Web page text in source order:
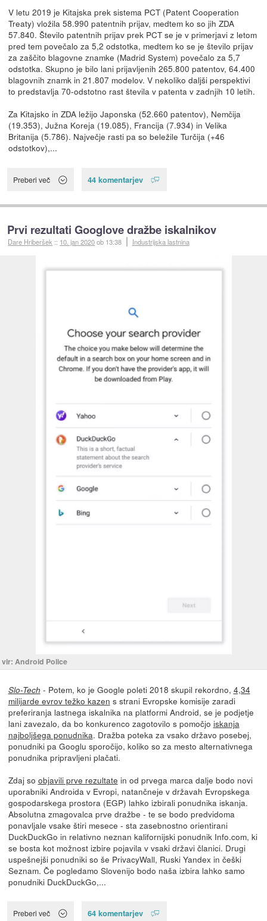
V letu 2019 je Kitajska prek sistema PCT (Patent Cooperation
Treaty) vložila 58.990 patentnih prijav, medtem ko so jih ZDA
57.840. Število patentnih prijav prek PCT se je v primerjavi z letom
pred tem povečalo za 5,2 odstotka, medtem ko se je število prijav
za zaščito blagovne znamke (Madrid System) povečalo za 5,7
odstotka. Skupno je bilo lani prijavljenih 265.800 patentov, 64.400
blagovnih znamk in 21.807 modelov. V nekoliko daljši perspektivi
to predstavlja 70-odstotno rast števila v patenta v zadnjih 10 letih.
Za Kitajsko in ZDA ležijo Japonska (52.660 patentov), Nemčija
(19.353), Južna Koreja (19.085), Francija (7.934) in Velika
Britanija (5.786). Največje rasti pa so beležile Turčija (+46
odstotkov),...
Preberi več 44 komentarjev
Prvi rezultati Googlove dražbe iskalnikov
Dare Hriberšek :: 10. jan 2020ob 13:38 Industrijska lastnina
vir: Android Police
Slo-Tech - Potem, ko je Google poleti 2018 skupil rekordno, 4,34
milijarde evrov težko kazen s strani Evropske komisije zaradi
preferiranja lastnega iskalnika na platformi Android, se je podjetje
lani zavezalo, da bo konkurenco zagotovilo s pomočjo iskanja
najboljšega ponudnika. Dražba poteka za vsako državo posebej,
ponudniki pa Googlu sporočijo, koliko so za mesto alternativnega
ponudnika pripravljeni plačati.
Zdaj so objavili prve rezultate in od prvega marca dalje bodo novi
uporabniki Androida v Evropi, natančneje v državah Evropskega
gospodarskega prostora (EGP) lahko izbirali ponudnika iskanja.
Absolutna zmagovalca prve dražbe - te se bodo predvidoma
ponavljale vsake štiri mesece - sta zasebnostno orientirani
DuckDuckGo in relativno neznan kalifornijski ponudnik Info.com, ki
se bosta kot možnost izbire pojavila v vsaki državi članici. Drugi
uspešnejši ponudniki so še PrivacyWall, Ruski Yandex in češki
Seznam. Če pogledamo Slovenijo bodo naša izbira lahko samo
ponudniki DuckDuckGo,...
Preberi več 64 komentarjev